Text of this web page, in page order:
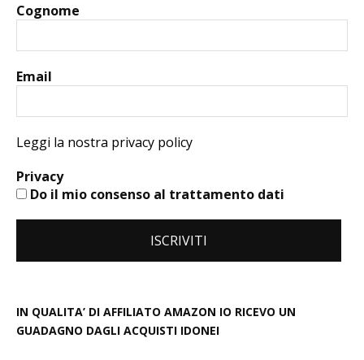
Cognome
Email
Leggi la nostra privacy policy
Privacy
Do il mio consenso al trattamento dati
IN QUALITA’ DI AFFILIATO AMAZON IO RICEVO UN
GUADAGNO DAGLI ACQUISTI IDONEI